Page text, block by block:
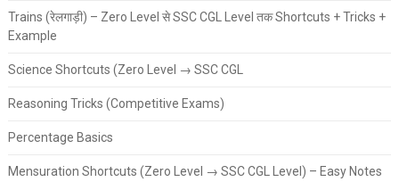
Trains (रेलगाड़ी) – Zero Level से SSC CGL Level तक Shortcuts + Tricks +
Example
Science Shortcuts (Zero Level → SSC CGL
Reasoning Tricks (Competitive Exams)
Percentage Basics
Mensuration Shortcuts (Zero Level → SSC CGL Level) – Easy Notes